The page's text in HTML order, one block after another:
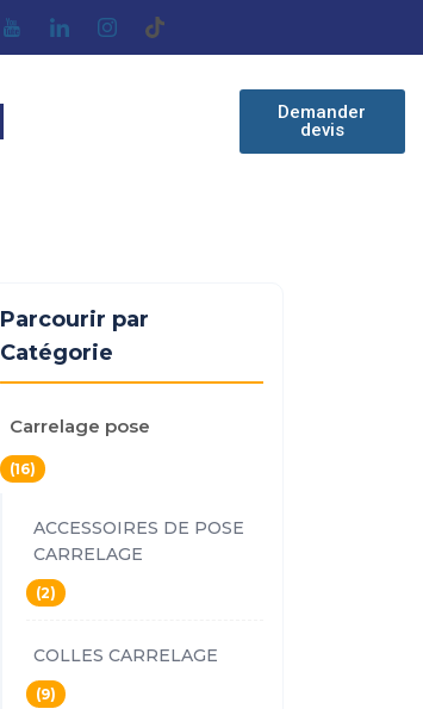
Demander
devis
Parcourir par
Catégorie
Carrelage pose
(16)
ACCESSOIRES DE POSE
CARRELAGE
(2)
COLLES CARRELAGE
(9)